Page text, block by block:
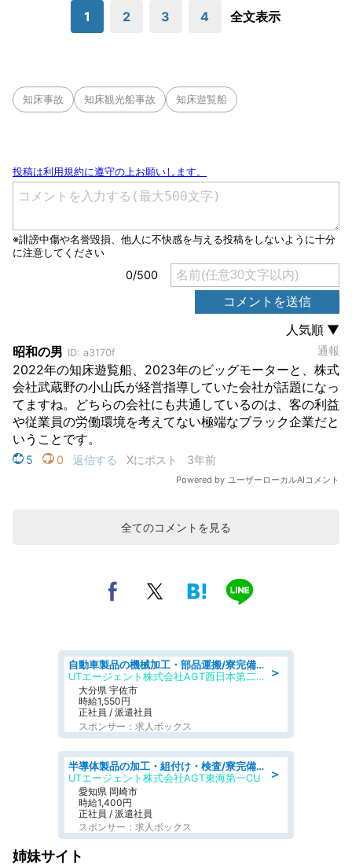
1 2 3 4 全文表示
知床事故 知床観光船事故 知床遊覧船
全てのコメントを見る
＞
自動車製品の機械加工・部品運搬/寮完備/日払い/工場・製造
UTエージェント株式会社AGT西日本第二CU
大分県 宇佐市
時給1,550円
正社員 / 派遣社員
スポンサー：求人ボックス
＞
半導体製品の加工・組付け・検査/寮完備/日勤/日払い/工場・製造
UTエージェント株式会社AGT東海第一CU
愛知県 岡崎市
時給1,400円
正社員 / 派遣社員
スポンサー：求人ボックス
姉妹サイト